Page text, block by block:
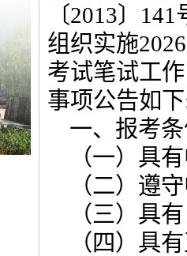
〔2013〕
组织实施
考试笔试工
事项公告如
一、报考
（一）具
（二）遵
（三）具
（四）具